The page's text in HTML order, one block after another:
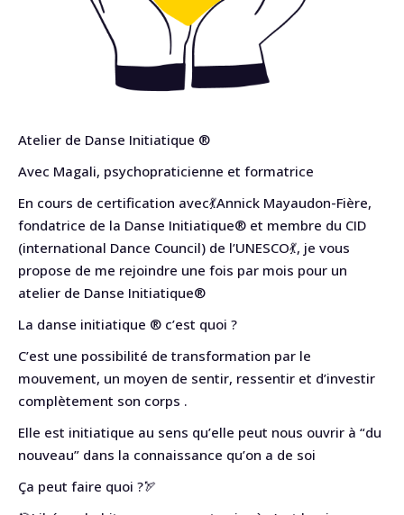
Atelier de Danse Initiatique ®
Avec Magali, psychopraticienne et formatrice
En cours de certification avec💃Annick Mayaudon-Fière,
fondatrice de la Danse Initiatique® et membre du CID
(international Dance Council) de l’UNESCO💃, je vous
propose de me rejoindre une fois par mois pour un
atelier de Danse Initiatique®
La danse initiatique ® c’est quoi ?
C’est une possibilité de transformation par le
mouvement, un moyen de sentir, ressentir et d’investir
complètement son corps .
Elle est initiatique au sens qu’elle peut nous ouvrir à “du
nouveau” dans la connaissance qu’on a de soi
Ça peut faire quoi ?🏹